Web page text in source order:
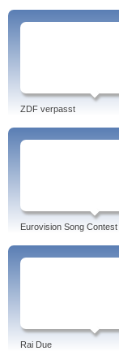
ZDF verpasst
Eurovision Song Contest
Rai Due